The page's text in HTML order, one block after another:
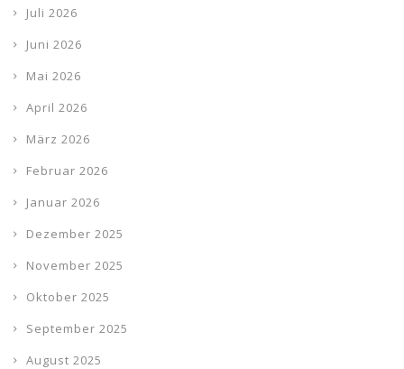
Juli 2026
Juni 2026
Mai 2026
April 2026
März 2026
Februar 2026
Januar 2026
Dezember 2025
November 2025
Oktober 2025
September 2025
August 2025